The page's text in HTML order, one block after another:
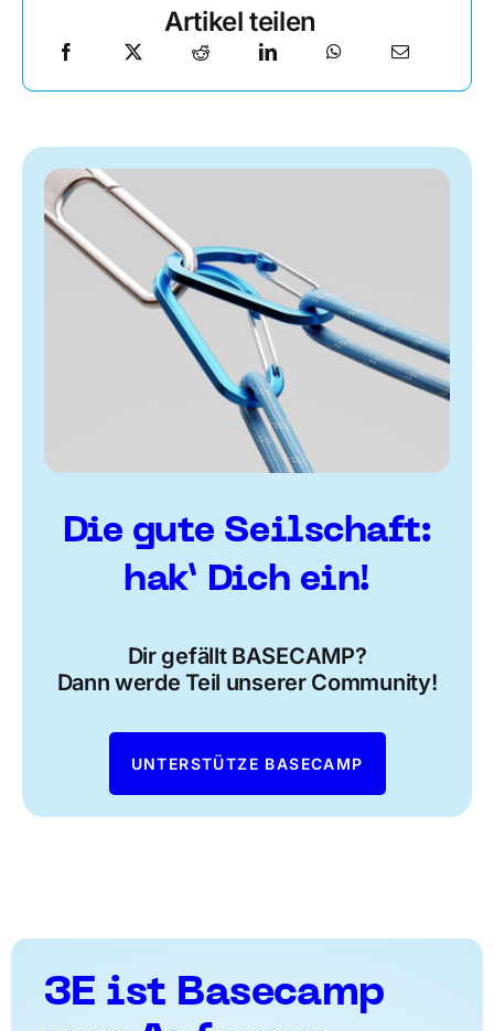
Artikel teilen
Die gute Seilschaft:
hak’ Dich ein!
Dir gefällt BASECAMP?
Dann werde Teil unserer Community!
UNTERSTÜTZE BASECAMP
3E ist Basecamp